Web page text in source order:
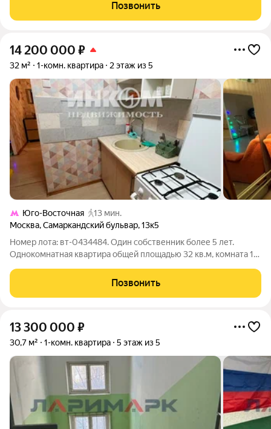
обеспечивает прекрасный
Позвонить
14 200 000 ₽
32 м² 1-комн. квартира 2 этаж из 5
Юго-Восточная
13 мин.
Москва,Самаркандский бульвар,13к5
Номер лота: вт-0434484. Один собственник более 5 лет.
Однокомнатная квартира общей площадью 32 кв.м, комната 18
хорошем состоянии - на полу уложен ламинат, поклеены обои,
в квартире чисто и
Позвонить
13 300 000 ₽
30,7 м² 1-комн. квартира 5 этаж из 5